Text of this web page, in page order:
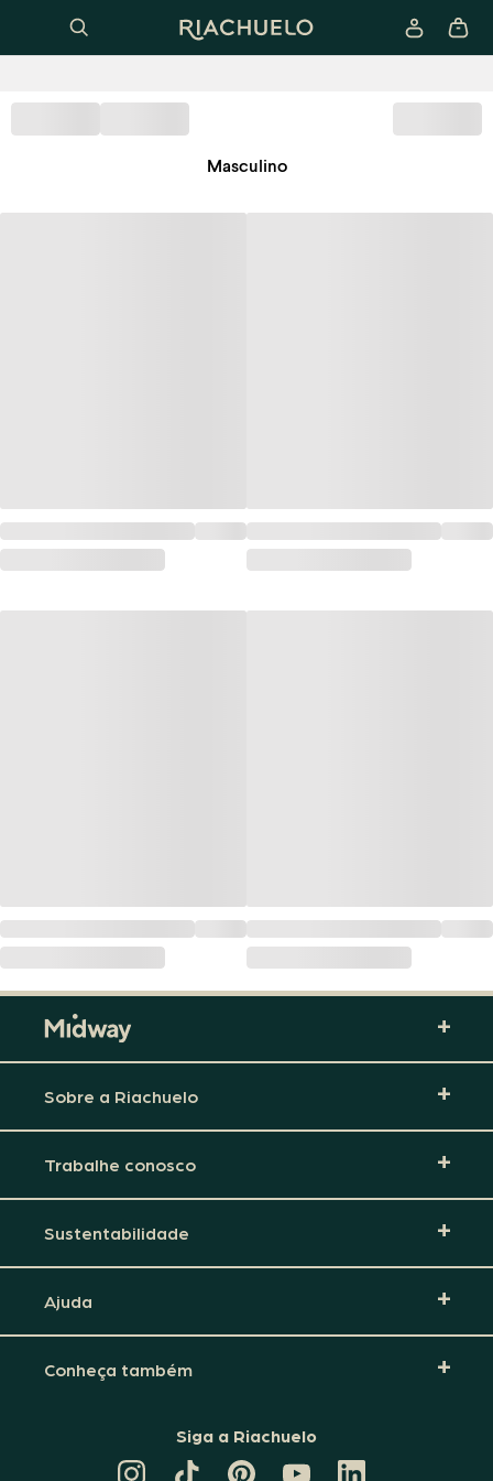
Masculino
Sobre a Riachuelo
Trabalhe conosco
Sustentabilidade
Ajuda
Conheça também
Siga a Riachuelo
CANAL